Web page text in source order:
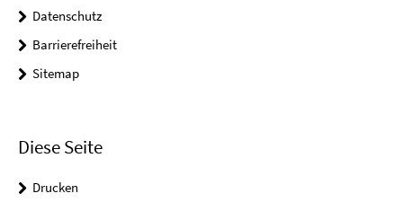
Datenschutz
Barrierefreiheit
Sitemap
Diese Seite
Drucken